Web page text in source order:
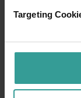
Targeting